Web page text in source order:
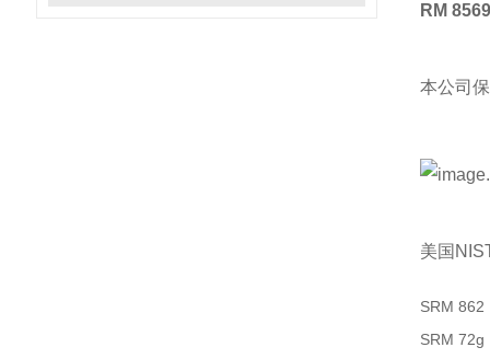
RM
本公司
美国
SRM 862
SRM 72g